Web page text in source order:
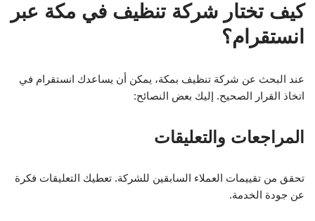
كيف تختار شركة تنظيف في مكة عبر
انستقرام؟
عند البحث عن شركة تنظيف بمكة، يمكن أن يساعدك انستقرام في
اتخاذ القرار الصحيح. إليك بعض النصائح:
المراجعات والتعليقات
تحقق من تقييمات العملاء السابقين للشركة. تعطيك التعليقات فكرة
عن جودة الخدمة.